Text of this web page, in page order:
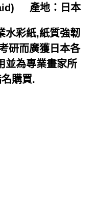
產地：日本
水彩紙,紙質強韌
研而廣獲日本各
並為專業畫家所
購買.